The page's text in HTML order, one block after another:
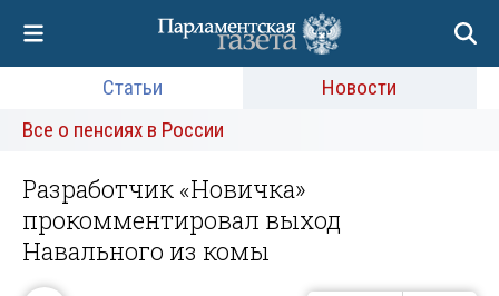
Статьи
Новости
Все о пенсиях в России
Разработчик «Новичка»
прокомментировал выход
Навального из комы